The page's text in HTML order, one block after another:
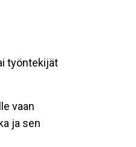
työntekijät
vaan
ja sen